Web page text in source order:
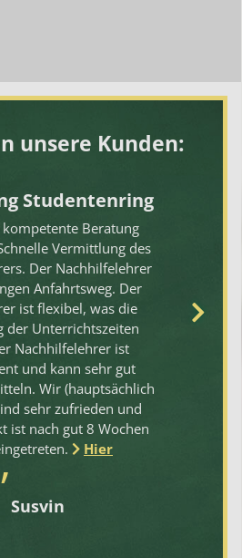
unsere Kunden:
Studentenring
Beratung
Vermittlung des
Der Nachhilfelehrer
Anfahrtsweg. Der
ist flexibel, was die
der Unterrichtszeiten
Nachhilfelehrer ist
und kann sehr gut
Wir (hauptsächlich
sehr zufrieden und
ist nach gut 8 Wochen
Hier
Susvin